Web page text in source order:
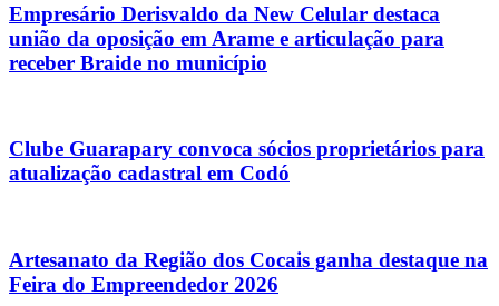
Empresário Derisvaldo da New Celular destaca
união da oposição em Arame e articulação para
receber Braide no município
Clube Guarapary convoca sócios proprietários para
atualização cadastral em Codó
Artesanato da Região dos Cocais ganha destaque na
Feira do Empreendedor 2026